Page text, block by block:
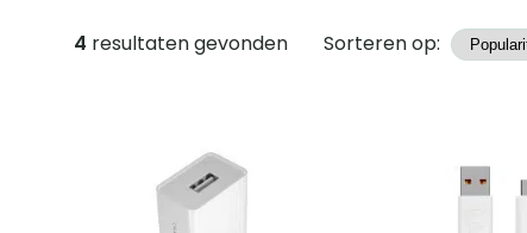
Producten
4 resultaten gevonden Sorteren op: